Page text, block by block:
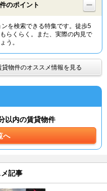
のポイント
を検索できる特集です。徒歩5
らくらく。また、実際の内見で
う。
物件のオススメ情報を見る
以内の賃貸物件
へ
記事